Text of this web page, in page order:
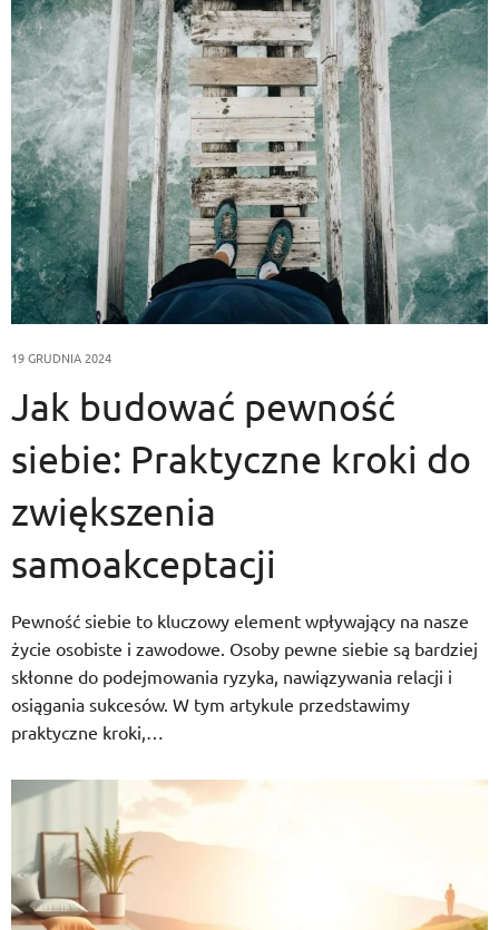
19 GRUDNIA 2024
Jak budować pewność
siebie: Praktyczne kroki do
zwiększenia
samoakceptacji
Pewność siebie to kluczowy element wpływający na nasze
życie osobiste i zawodowe. Osoby pewne siebie są bardziej
skłonne do podejmowania ryzyka, nawiązywania relacji i
osiągania sukcesów. W tym artykule przedstawimy
praktyczne kroki,…